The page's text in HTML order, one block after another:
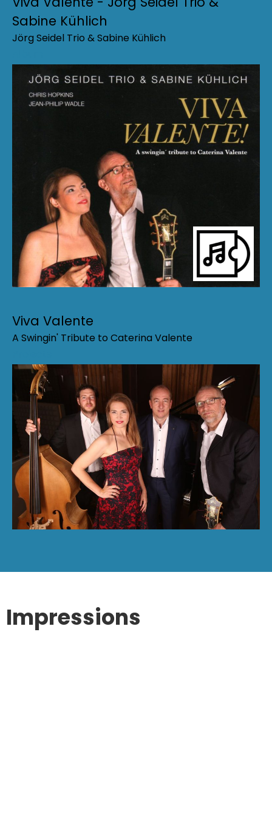
Sabine Kühlich
Jörg Seidel Trio & Sabine Kühlich
Viva Valente
A Swingin' Tribute to Caterina Valente
Impressions